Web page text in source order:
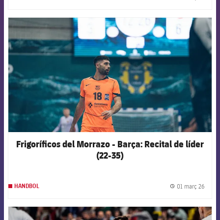
FCB Barcelona badge
Frigoríficos del Morrazo - Barça: Recital de líder
(22-35)
HANDBOL 01 març 26
FCB Barcelona badge